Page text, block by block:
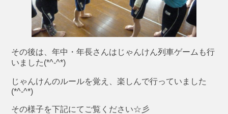
その後は、年中・年長さんはじゃんけん列車ゲームも行
いました(*^-^*)
じゃんけんのルールを覚え、楽しんで行っていました
(*^-^*)
その様子を下記にてご覧ください☆彡